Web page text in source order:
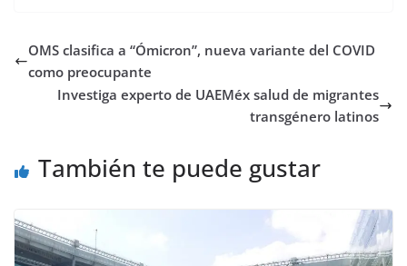
OMS clasifica a “Ómicron”, nueva variante del COVID
como preocupante
Investiga experto de UAEMéx salud de migrantes
transgénero latinos
También te puede gustar